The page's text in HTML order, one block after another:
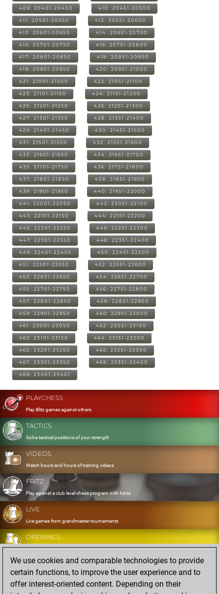
409: 20401-20450 410: 20451-20500
411: 20501-20550 412: 20551-20600
413: 20601-20650 414: 20651-20700
415: 20701-20750 416: 20751-20800
417: 20801-20850 418: 20851-20900
419: 20901-20950 420: 20951-21000
421: 21001-21050 422: 21051-21100
423: 21101-21150 424: 21151-21200
425: 21201-21250 426: 21251-21300
427: 21301-21350 428: 21351-21400
429: 21401-21450 430: 21451-21500
431: 21501-21550 432: 21551-21600
433: 21601-21650 434: 21651-21700
435: 21701-21750 436: 21751-21800
437: 21801-21850 438: 21851-21900
439: 21901-21950 440: 21951-22000
441: 22001-22050 442: 22051-22100
443: 22101-22150 444: 22151-22200
445: 22201-22250 446: 22251-22300
447: 22301-22350 448: 22351-22400
449: 22401-22450 450: 22451-22500
451: 22501-22550 452: 22551-22600
453: 22601-22650 454: 22651-22700
455: 22701-22750 456: 22751-22800
457: 22801-22850 458: 22851-22900
459: 22901-22950 460: 22951-23000
461: 23001-23050 462: 23051-23100
463: 23101-23150 464: 23151-23200
465: 23201-23250 466: 23251-23300
467: 23301-23350 468: 23351-23400
469: 23401-23401
PLAYCHESS
Play Blitz games against others
TACTICS
Solve tactical positions of your strength
VIDEOS
Watch hours and hours of training videos
FRITZ
Play against a club level chess program with hints
LIVE
Live games from grandmaster tournaments
OPENINGS
Develop and exercise your openings
DATABASE
Eight million strong games
We use cookies and comparable technologies to provide
certain functions, to improve the user experience and to
offer interest-oriented content. Depending on their